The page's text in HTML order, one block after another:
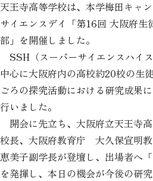
天王寺高等学校は、本学梅田キャ
サイエンスデイ「第16回 大阪府生
部」を開催しました。
SSH（スーパーサイエンスハイ
中心に大阪府内の高校約20校の生
ごろの探究活動における研究成果
行いました。
開会に先立ち、大阪府立天王寺
校長、大阪府教育庁 大久保宣明
恵美子副学長が登壇し、出場者へ
を発揮し、本日の機会が今後の研